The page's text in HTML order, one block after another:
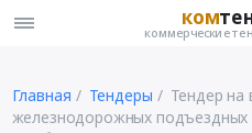
ком
коммерческие
Главная Тендеры
Тендер на
железнодорожных подъездных